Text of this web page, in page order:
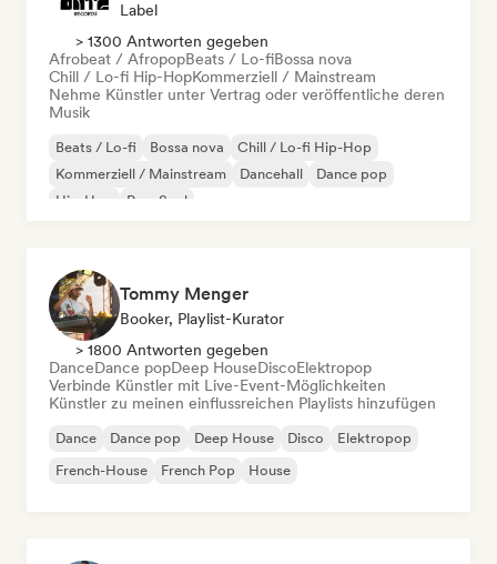
Label
> 1300 Antworten gegeben
Afrobeat / AfropopBeats / Lo-fiBossa nova
Chill / Lo-fi Hip-HopKommerziell / Mainstream
Nehme Künstler unter Vertrag oder veröffentliche deren
Musik
Beats / Lo-fi Bossa nova
Chill / Lo-fi Hip-Hop
Kommerziell / Mainstream
Dancehall
Dance pop
Hip-Hop
Pop-Soul
Tommy Menger
Booker, Playlist-Kurator
> 1800 Antworten gegeben
DanceDance popDeep HouseDiscoElektropop
Verbinde Künstler mit Live-Event-Möglichkeiten
Künstler zu meinen einflussreichen Playlists hinzufügen
Dance Dance pop Deep House Disco
Elektropop
French-House
French Pop House